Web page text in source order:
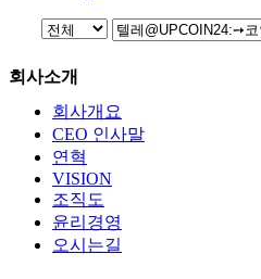
회사소개
회사개요
CEO 인사말
연혁
VISION
조직도
윤리경영
오시는길